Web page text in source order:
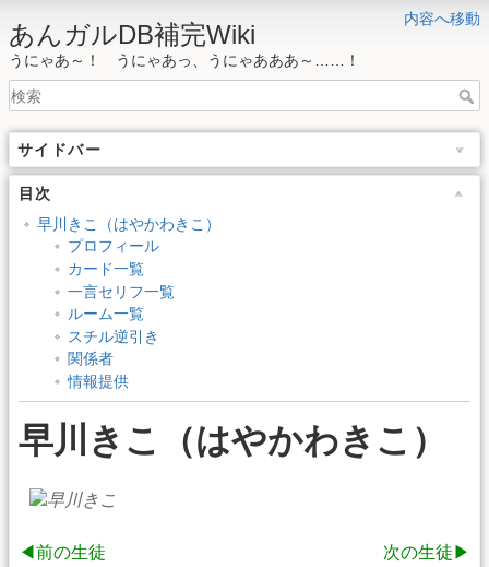
内容へ移動
あんガルDB補完Wiki
うにゃあ～！ うにゃあっ、うにゃあああ～……！
サイドバー
目次
早川きこ（はやかわきこ）
プロフィール
カード一覧
一言セリフ一覧
ルーム一覧
スチル逆引き
関係者
情報提供
早川きこ（はやかわきこ）
◀前の生徒 次の生徒▶